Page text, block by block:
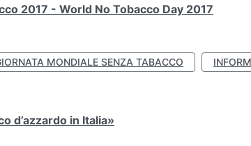
2017 - World No Tobacco Day 2017
MONDIALE SENZA TABACCO
d’azzardo in Italia»